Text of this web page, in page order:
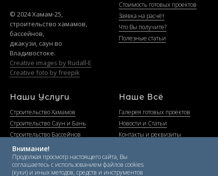
© 2024 Хамам-25,
строительство хамамов,
бассейнов,
джакузи, саун во
Владивостоке.
Creative images by Rudall-E
Creative foto by freepik
Стоимость готовых проектов
Заявка на расчёт
Что Вы получите?
Полезные статьи
Наши Услуги
Строительство Хамамов
Строительство Саун и Бань
Строительство Бассейнов
Строительство SPA и Джакузи
Строительство Соляных комнат
Сервисное обслуживание
Наше Всё
Галерея готовых проектов
Новости и Статьи
Контакты и реквизиты
Внимание!
Продолжая просмотр настоящего сайта, Вы
соглашаетесь с использованием файлов cookies
(куки) и иных методов, средств и инструментов